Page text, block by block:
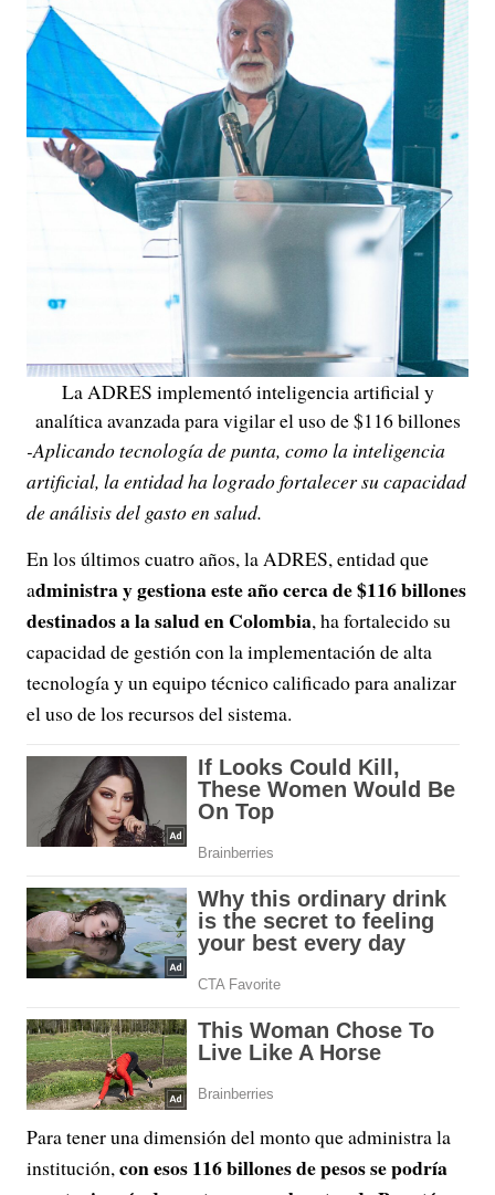
La ADRES implementó inteligencia artificial y
analítica avanzada para vigilar el uso de $116 billones
-Aplicando tecnología de punta, como la inteligencia
artificial, la entidad ha logrado fortalecer su capacidad
de análisis del gasto en salud.
En los últimos cuatro años, la ADRES, entidad que
administra y gestiona este año cerca de $116 billones
destinados a la salud en Colombia, ha fortalecido su
capacidad de gestión con la implementación de alta
tecnología y un equipo técnico calificado para analizar
el uso de los recursos del sistema.
Para tener una dimensión del monto que administra la
institución,con esos 116 billones de pesos se podría